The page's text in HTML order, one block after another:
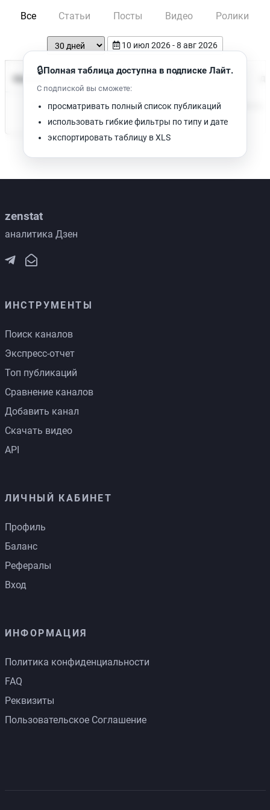
Все Статьи Посты Видео Ролики
10 июл 2026 - 8 авг 2026
Время чтения
Нет доступных публикаций. Попробуйте изменить фильтр.
🔒Полная таблица доступна в подписке Лайт.
С подпиской вы сможете:
просматривать полный список публикаций
использовать гибкие фильтры по типу и дате
экспортировать таблицу в XLS
zenstat
аналитика Дзен
ИНСТРУМЕНТЫ
Поиск каналов
Экспресс-отчет
Топ публикаций
Сравнение каналов
Добавить канал
Скачать видео
API
ЛИЧНЫЙ КАБИНЕТ
Профиль
Баланс
Рефералы
Вход
ИНФОРМАЦИЯ
Политика конфиденциальности
FAQ
Реквизиты
Пользовательское Соглашение